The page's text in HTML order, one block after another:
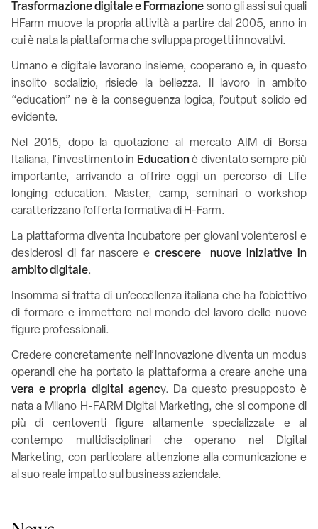
Trasformazione digitale e Formazione sono gli assi sui quali
HFarm muove la propria attività a partire dal 2005, anno in
cui è nata la piattaforma che sviluppa progetti innovativi.
Umano e digitale lavorano insieme, cooperano e, in questo
insolito sodalizio, risiede la bellezza. Il lavoro in ambito
“education” ne è la conseguenza logica, l’output solido ed
evidente.
Nel 2015, dopo la quotazione al mercato AIM di Borsa
Italiana, l’investimento in Educationè diventato sempre più
importante, arrivando a offrire oggi un percorso di Life
longing education. Master, camp, seminari o workshop
caratterizzano l’offerta formativa di H-Farm.
La piattaforma diventa incubatore per giovani volenterosi e
desiderosi di far nascere e crescere nuove iniziative in
ambito digitale.
Insomma si tratta di un’eccellenza italiana che ha l’obiettivo
di formare e immettere nel mondo del lavoro delle nuove
figure professionali.
Credere concretamente nell’innovazione diventa un modus
operandi che ha portato la piattaforma a creare anche una
vera e propria digital agency. Da questo presupposto è
nata a Milano H-FARM Digital Marketing, che si compone di
più di centoventi figure altamente specializzate e al
contempo multidisciplinari che operano nel Digital
Marketing, con particolare attenzione alla comunicazione e
al suo reale impatto sul business aziendale.